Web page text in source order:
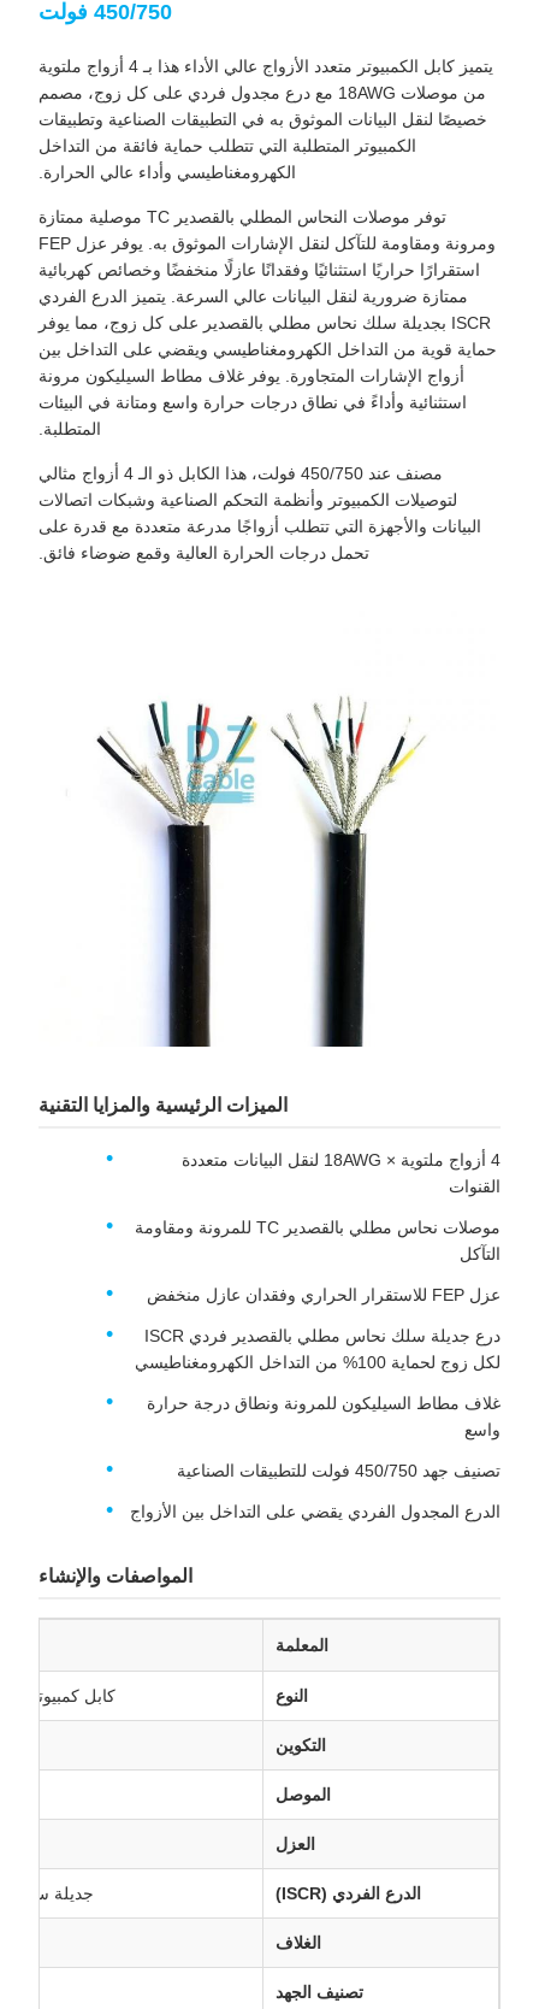
450/750 فولت
يتميز كابل الكمبيوتر متعدد الأزواج عالي الأداء هذا بـ 4 أزواج ملتوية
من موصلات 18AWG مع درع مجدول فردي على كل زوج، مصمم
خصيصًا لنقل البيانات الموثوق به في التطبيقات الصناعية وتطبيقات
الكمبيوتر المتطلبة التي تتطلب حماية فائقة من التداخل
الكهرومغناطيسي وأداء عالي الحرارة.
توفر موصلات النحاس المطلي بالقصدير TC موصلية ممتازة
ومرونة ومقاومة للتآكل لنقل الإشارات الموثوق به. يوفر عزل FEP
استقرارًا حراريًا استثنائيًا وفقدانًا عازلًا منخفضًا وخصائص كهربائية
ممتازة ضرورية لنقل البيانات عالي السرعة. يتميز الدرع الفردي
ISCR بجديلة سلك نحاس مطلي بالقصدير على كل زوج، مما يوفر
حماية قوية من التداخل الكهرومغناطيسي ويقضي على التداخل بين
أزواج الإشارات المتجاورة. يوفر غلاف مطاط السيليكون مرونة
استثنائية وأداءً في نطاق درجات حرارة واسع ومتانة في البيئات
المتطلبة.
مصنف عند 450/750 فولت، هذا الكابل ذو الـ 4 أزواج مثالي
لتوصيلات الكمبيوتر وأنظمة التحكم الصناعية وشبكات اتصالات
البيانات والأجهزة التي تتطلب أزواجًا مدرعة متعددة مع قدرة على
تحمل درجات الحرارة العالية وقمع ضوضاء فائق.
الميزات الرئيسية والمزايا التقنية
4 أزواج ملتوية × 18AWG لنقل البيانات متعددة
القنوات
موصلات نحاس مطلي بالقصدير TC للمرونة ومقاومة
التآكل
عزل FEP للاستقرار الحراري وفقدان عازل منخفض
درع جديلة سلك نحاس مطلي بالقصدير فردي ISCR
لكل زوج لحماية 100% من التداخل الكهرومغناطيسي
غلاف مطاط السيليكون للمرونة ونطاق درجة حرارة
واسع
تصنيف جهد 450/750 فولت للتطبيقات الصناعية
الدرع المجدول الفردي يقضي على التداخل بين الأزواج
المواصفات والإنشاء
المعلمة
النوع كابل كمبيوتر
التكوين
الموصل
العزل
الدرع الفردي (ISCR) جديلة سلك
الغلاف
تصنيف الجهد